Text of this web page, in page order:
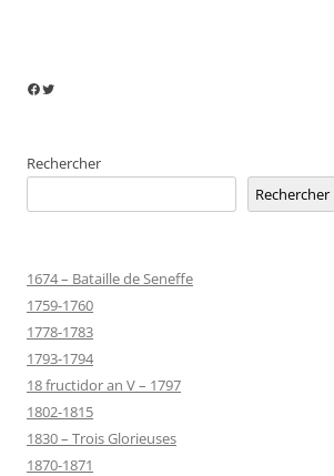
Facebook
Twitter
Rechercher
Rechercher
1674 – Bataille de Seneffe
1759-1760
1778-1783
1793-1794
18 fructidor an V – 1797
1802-1815
1830 – Trois Glorieuses
1870-1871